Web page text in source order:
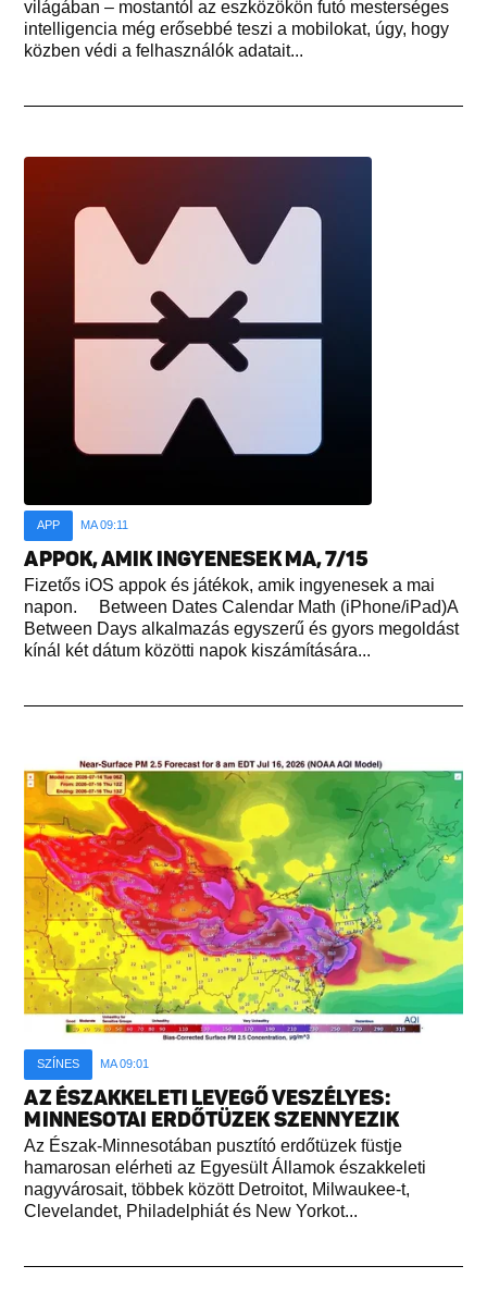
világában – mostantól az eszközökön futó mesterséges
intelligencia még erősebbé teszi a mobilokat, úgy, hogy
közben védi a felhasználók adatait...
APP MA 09:11
APPOK, AMIK INGYENESEK MA, 7/15
Fizetős iOS appok és játékok, amik ingyenesek a mai
napon. Between Dates Calendar Math (iPhone/iPad)A
Between Days alkalmazás egyszerű és gyors megoldást
kínál két dátum közötti napok kiszámítására...
SZÍNES MA 09:01
AZ ÉSZAKKELETI LEVEGŐ VESZÉLYES:
MINNESOTAI ERDŐTÜZEK SZENNYEZIK
Az Észak-Minnesotában pusztító erdőtüzek füstje
hamarosan elérheti az Egyesült Államok északkeleti
nagyvárosait, többek között Detroitot, Milwaukee-t,
Clevelandet, Philadelphiát és New Yorkot...